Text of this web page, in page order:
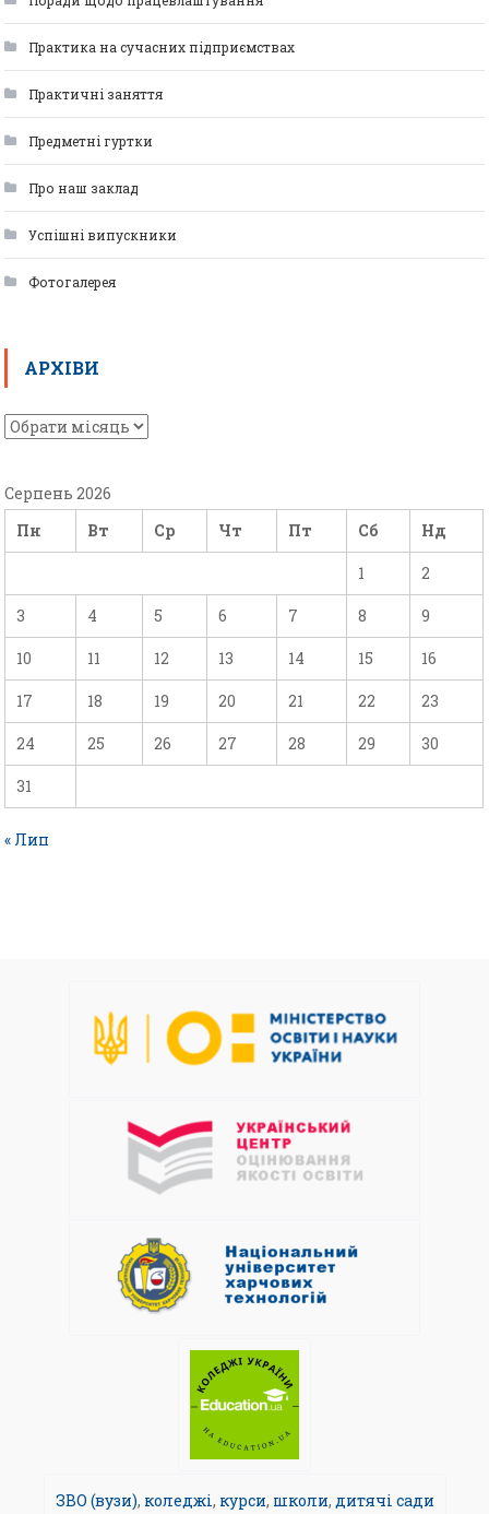
Практика на сучасних підприємствах
Практичні заняття
Предметні гуртки
Про наш заклад
Успішні випускники
Фотогалерея
АРХІВИ
Серпень 2026
Пн
Вт Ср Чт Пт Сб Нд
1 2
3 4 5 6 7 8 9
10 11 12 13 14 15 16
17 18 19 20 21 22 23
24 25 26 27 28 29 30
31
« Лип
ЗВО (вузи), коледжі, курси, школи, дитячі сади